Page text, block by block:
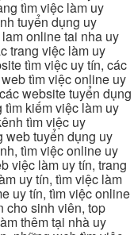
tìm việc làm uy
tuyển dụng uy
online tai nha uy
trang việc làm uy
tìm việc uy tín, các
tìm việc online uy
website tuyển dụng
tìm kiếm việc làm uy
tìm việc uy
web tuyển dụng uy
tìm việc online uy
việc làm uy tín, trang
uy tín, tìm việc làm
uy tín, tìm việc online
cho sinh viên, top
thêm tại nhà uy